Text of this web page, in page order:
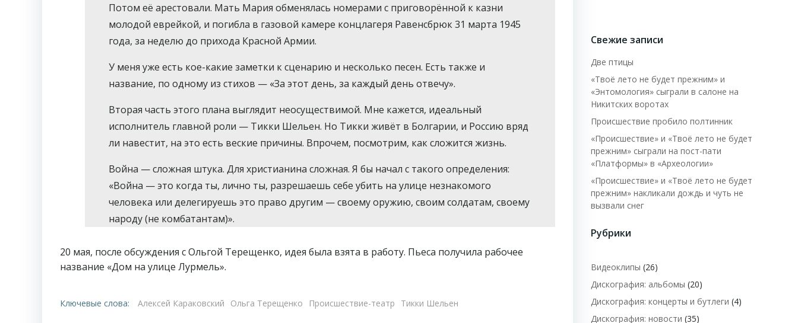
Потом её арестовали. Мать Мария обменялась номерами с приговорённой к казни
молодой еврейкой, и погибла в газовой камере концлагеря Равенсбрюк 31 марта 1945
года, за неделю до прихода Красной Армии.
У меня уже есть кое-какие заметки к сценарию и несколько песен. Есть также и
название, по одному из стихов — «За этот день, за каждый день отвечу».
Вторая часть этого плана выглядит неосуществимой. Мне кажется, идеальный
исполнитель главной роли — Тикки Шельен. Но Тикки живёт в Болгарии, и Россию вряд
ли навестит, на это есть веские причины. Впрочем, посмотрим, как сложится жизнь.
Война — сложная штука. Для христианина сложная. Я бы начал с такого определения:
«Война — это когда ты, лично ты, разрешаешь себе убить на улице незнакомого
человека или делегируешь это право другим — своему оружию, своим солдатам, своему
народу (не комбатантам)».
20 мая, после обсуждения с Ольгой Терещенко, идея была взята в работу. Пьеса получила рабочее
название «Дом на улице Лурмель».
Ключевые слова: Алексей Караковский Ольга Терещенко Происшествие-театр Тикки Шельен
Свежие записи
Две птицы
«Твоё лето не будет прежним» и
«Энтомология» сыграли в салоне на
Никитских воротах
Происшествие пробило полтинник
«Происшествие» и «Твоё лето не будет
прежним» сыграли на пост-пати
«Платформы» в «Археологии»
«Происшествие» и «Твоё лето не будет
прежним» накликали дождь и чуть не
вызвали снег
Рубрики
Видеоклипы (26)
Дискография: альбомы (20)
Дискография: концерты и бутлеги (4)
Дискография: новости (35)